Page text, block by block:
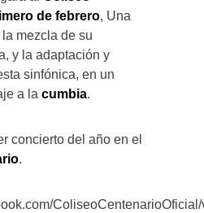
de febrero, Una
mezcla de su
y la adaptación y
sinfónica, en un
a la cumbia.
concierto del año en el
.